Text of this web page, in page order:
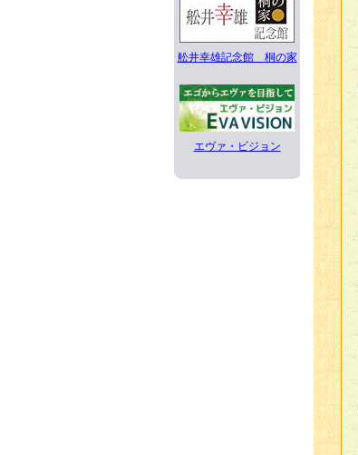
舩井幸雄記念館 桐の家
エヴァ・ビジョン